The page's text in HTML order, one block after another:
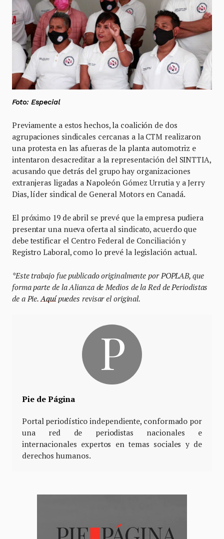
Foto: Especial
Previamente a estos hechos, la coalición de dos
agrupaciones sindicales cercanas a la CTM realizaron
una protesta en las afueras de la planta automotriz e
intentaron desacreditar a la representación del SINTTIA,
acusando que detrás del grupo hay organizaciones
extranjeras ligadas a Napoleón Gómez Urrutia y a Jerry
Dias, líder sindical de General Motors en Canadá.
El próximo 19 de abril se prevé que la empresa pudiera
presentar una nueva oferta al sindicato, acuerdo que
debe testificar el Centro Federal de Conciliación y
Registro Laboral, como lo prevé la legislación actual.
*Este trabajo fue publicado originalmente por POPLAB, que
forma parte de la Alianza de Medios de la Red de Periodistas
de a Pie.Aquípuedes revisar el original.
Pie de Página
Portal periodístico independiente, conformado por
una red de periodistas nacionales e
internacionales expertos en temas sociales y de
derechos humanos.